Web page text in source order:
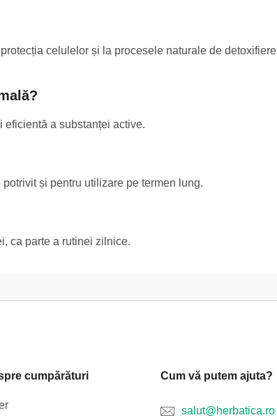
celulelor și la procesele naturale de detoxifiere
a substanței active.
și pentru utilizare pe termen lung.
ca parte a rutinei zilnice.
cumpărături Cum vă putem ajuta?
salut@herbatica.ro